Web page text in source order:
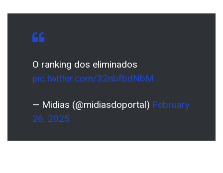
O ranking dos eliminados
pic.twitter.com/32nbfbdNbM
— Midias (@midiasdoportal) February
26, 2025